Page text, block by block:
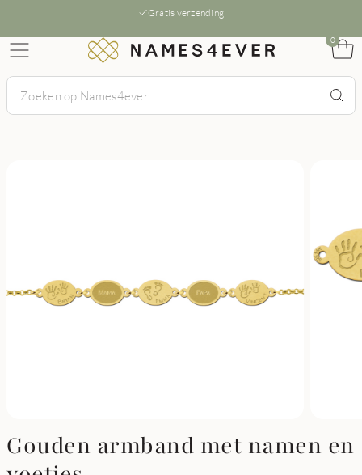
Gratis verzending
0
Gouden armband met namen en